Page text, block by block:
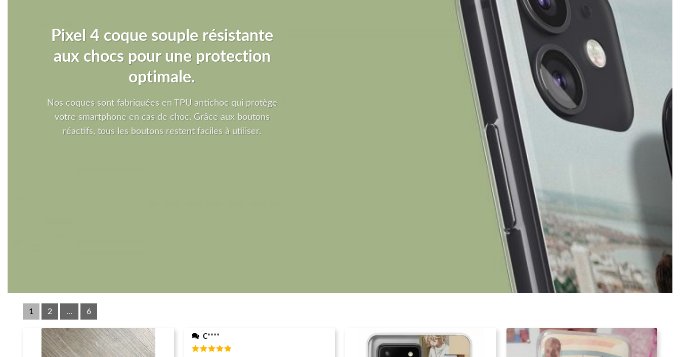
Pixel 4 coque souple résistante
aux chocs pour une protection
optimale.
Nos coques sont fabriquées en TPU antichoc qui protège
votre smartphone en cas de choc. Grâce aux boutons
réactifs, tous les boutons restent faciles à utiliser.
1 2 ... 6
C****